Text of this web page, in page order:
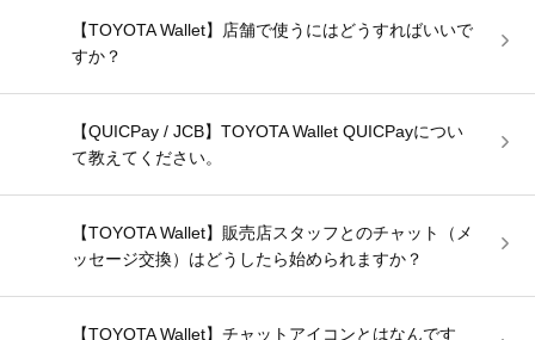
【TOYOTA Wallet】店舗で使うにはどうすればいいで
すか？
【QUICPay / JCB】TOYOTA Wallet QUICPayについ
て教えてください。
【TOYOTA Wallet】販売店スタッフとのチャット（メ
ッセージ交換）はどうしたら始められますか？
【TOYOTA Wallet】チャットアイコンとはなんです